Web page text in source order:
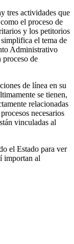
tres actividades que
el proceso de
y los petitorios
el tema de
Administrativo
proceso de
de línea en su
se tienen,
relacionadas
necesarios
vinculadas al
el Estado para ver
importan al